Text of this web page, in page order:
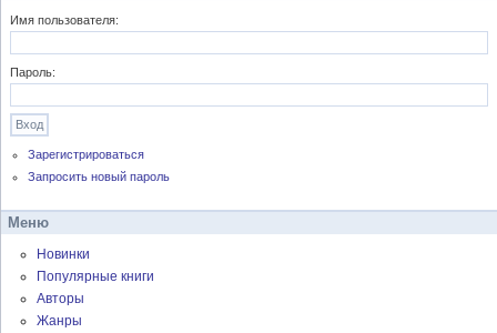
Имя пользователя:
Пароль:
Зарегистрироваться
Запросить новый пароль
Меню
Новинки
Популярные книги
Авторы
Жанры